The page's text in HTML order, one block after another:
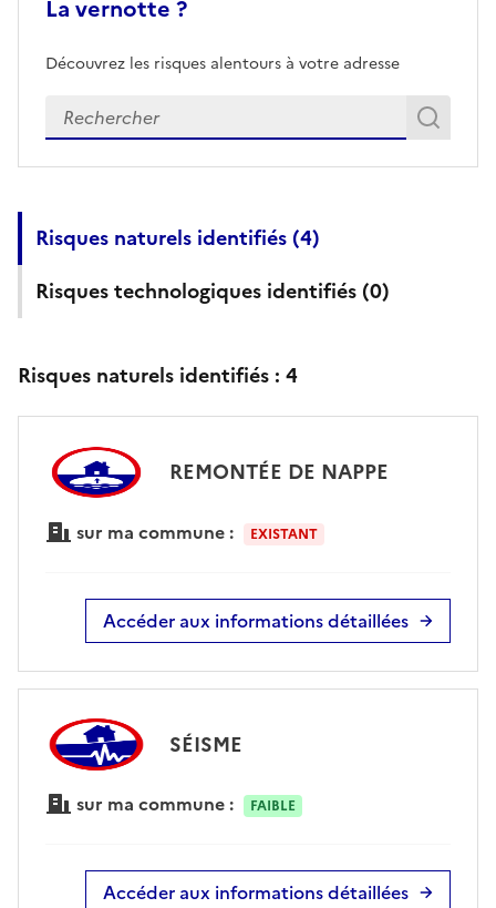
La vernotte ?
Découvrez les risques alentours à votre adresse
Veuillez renseigner votre adresse exacte
Risques naturels identifiés (4)
Risques technologiques identifiés (0)
Risques naturels identifiés : 4
REMONTÉE DE NAPPE
sur ma commune : EXISTANT
Accéder aux informations détaillées
SÉISME
sur ma commune : FAIBLE
Accéder aux informations détaillées